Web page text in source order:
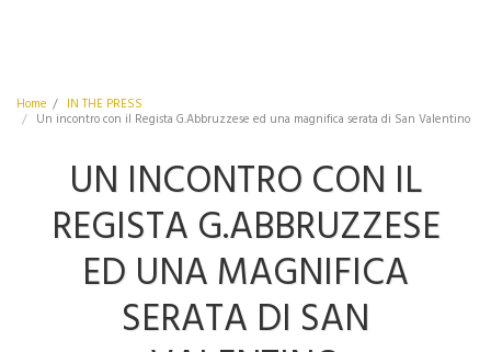
Home
IN THE PRESS
Un incontro con il Regista G.Abbruzzese ed una magnifica serata di San Valentino
UN INCONTRO CON IL
REGISTA G.ABBRUZZESE
ED UNA MAGNIFICA
SERATA DI SAN